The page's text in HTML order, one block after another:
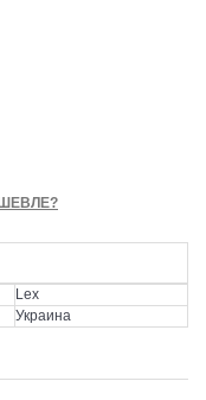
Lex
Украина